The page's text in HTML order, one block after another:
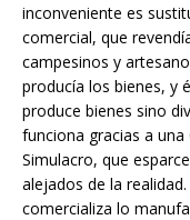
inconveniente es
comercial, que
campesinos y
producía los bienes, y
produce bienes sino
funciona gracias a
Simulacro, que
alejados de la
comercializa lo